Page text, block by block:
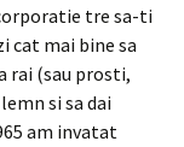
tre sa-ti
cat mai bine sa
rai (sau prosti,
si sa dai
am invatat